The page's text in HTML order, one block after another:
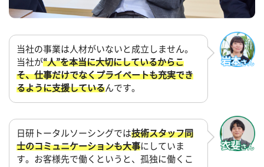
当社の事業は人材がいないと成立しません。
当社が“人”を本当に大切にしているからこ
そ、仕事だけでなくプライベートも充実でき
るように支援しているんです。
日研トータルソーシングでは技術スタッフ同
士のコミュニケーションも大事にしていま
す。お客様先で働くというと、孤独に働くこ